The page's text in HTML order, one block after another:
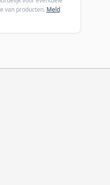
van producten. Meld